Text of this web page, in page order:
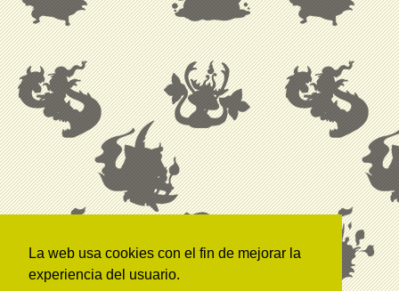
La web usa cookies con el fin de mejorar la
experiencia del usuario.